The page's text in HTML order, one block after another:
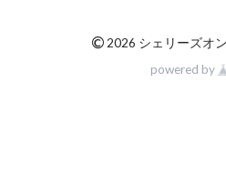
©2026 シェリーズオ
powered by